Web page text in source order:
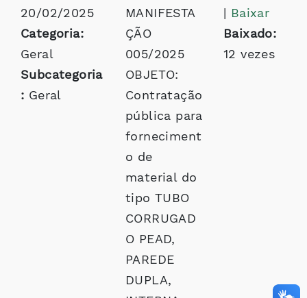
20/02/2025
Categoria:
Geral
Subcategoria
: Geral
MANIFESTA
ÇÃO
005/2025
OBJETO:
Contratação
pública para
forneciment
o de
material do
tipo TUBO
CORRUGAD
O PEAD,
PAREDE
DUPLA,
| Baixar
Baixado:
12 vezes